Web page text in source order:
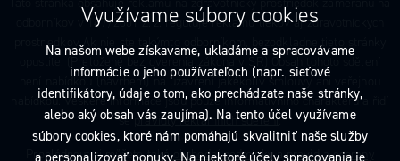
odborníkov v 147/2001 Z. z. reguluje reklamu liekov aj zdravotníckych
prostriedkov Ak nie ste takýmto odborníkom, bezodkladne tieto stránky
opustite. (Preložené bez overenia zákona v SR) Obsah tohoto sdělení
není nabídkou (návrhem) na uzavření jakékoliv smlouvy ani veřejnou
nabídkou. Veškeré informace jsou pouze informativního charakteru a řídí
se pravidly reklamních sdělení.
Prohlédnout si můžete také obchodní podmínkyapravidla ochrany
Využívame súbory cookies
Na našom webe získavame, ukladáme a spracovávame
informácie o jeho používateľoch (napr. sieťové
identifikátory, údaje o tom, ako prechádzate naše stránky,
alebo aký obsah vás zaujíma). Na tento účel využívame
súbory cookies, ktoré nám pomáhajú skvalitniť naše služby